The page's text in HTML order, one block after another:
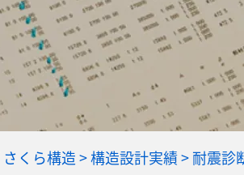
くら構造>構造設計実績>耐震診